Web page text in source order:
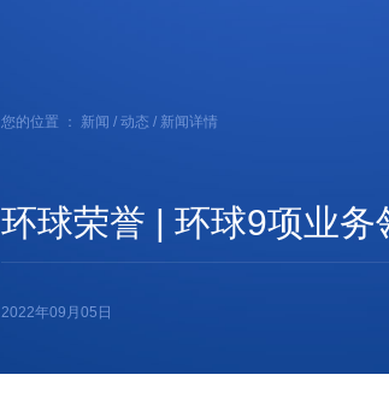
您的位置 ： 新闻 / 动态 / 新闻详情
环球荣誉 | 环球9项业
2022年09月05日